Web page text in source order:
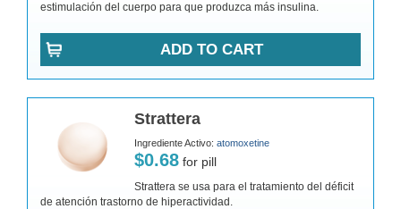
estimulación del cuerpo para que produzca más insulina.
ADD TO CART
Strattera
Ingrediente Activo: atomoxetine
$0.68 for pill
Strattera se usa para el tratamiento del déficit
de atención trastorno de hiperactividad.